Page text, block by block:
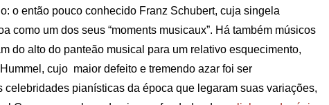
o então pouco conhecido Franz Schubert, cuja singela
como um dos seus “moments musicaux”. Há também músicos
do alto do panteão musical para um relativo esquecimento,
cujo maior defeito e tremendo azar foi ser
pianísticas da época que legaram suas variações,